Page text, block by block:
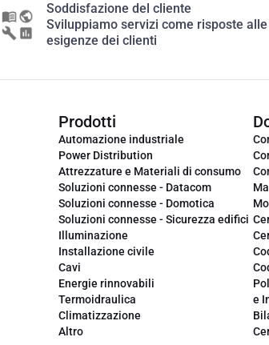
Soddisfazione del cliente
Sviluppiamo servizi come risposte alle
esigenze dei clienti
Prodotti
Automazione industriale
Power Distribution
Attrezzature e Materiali di consumo
Soluzioni connesse - Datacom
Soluzioni connesse - Domotica
Soluzioni connesse - Sicurezza edifici
Illuminazione
Installazione civile
Cavi
Energie rinnovabili
Termoidraulica
Climatizzazione
Altro
e